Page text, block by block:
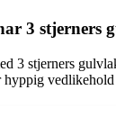
3 stjerners
3 stjerners
hyppig